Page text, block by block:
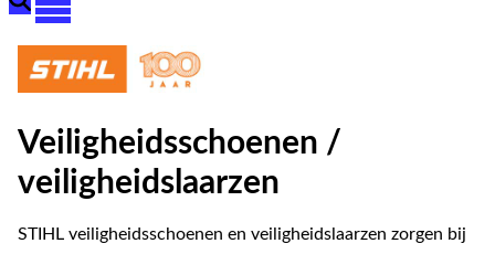
Veiligheidsschoenen /
veiligheidslaarzen
STIHL veiligheidsschoenen en veiligheidslaarzen zorgen bij